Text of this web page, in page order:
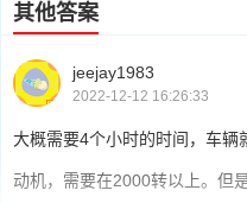
其他答案
jeejay1983
2022-12-12 16:26:33
大概需要4个小时的时间，车辆
动机，需要在2000转以上。但